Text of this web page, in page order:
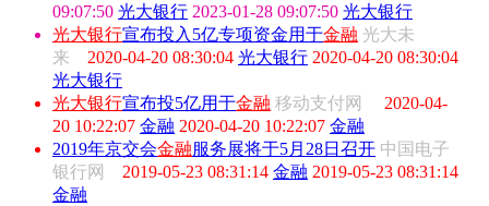
09:07:50 光大银行 2023-01-28 09:07:50 光大银行
光大银行宣布投入5亿专项资金用于金融 光大未
来 2020-04-20 08:30:04 光大银行 2020-04-20 08:30:04
光大银行
光大银行宣布投5亿用于金融 移动支付网 2020-04-
20 10:22:07 金融 2020-04-20 10:22:07 金融
2019年京交会金融服务展将于5月28日召开 中国电子
银行网 2019-05-23 08:31:14 金融 2019-05-23 08:31:14
金融